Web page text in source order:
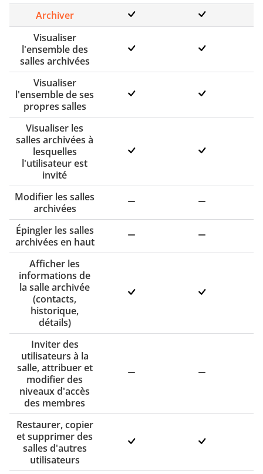
Archiver
Visualiser
l'ensemble des
salles archivées
Visualiser
l'ensemble de ses
propres salles
Visualiser les
salles archivées à
lesquelles
l'utilisateur est
invité
Modifier les salles
archivées
Épingler les salles
archivées en haut
Afficher les
informations de
la salle archivée
(contacts,
historique,
détails)
Inviter des
utilisateurs à la
salle, attribuer et
modifier des
niveaux d'accès
des membres
Restaurer, copier
et supprimer des
salles d'autres
utilisateurs